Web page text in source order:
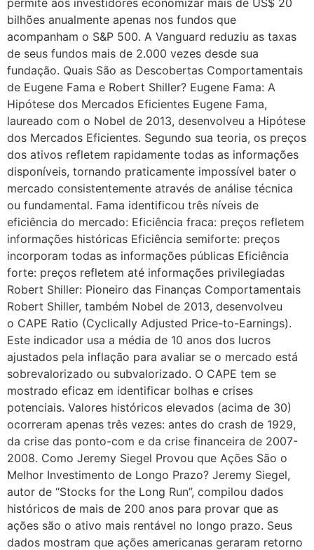
bilhões anualmente apenas nos fundos que
acompanham o S&P 500. A Vanguard reduziu as taxas
de seus fundos mais de 2.000 vezes desde sua
fundação. Quais São as Descobertas Comportamentais
de Eugene Fama e Robert Shiller? Eugene Fama: A
Hipótese dos Mercados Eficientes Eugene Fama,
laureado com o Nobel de 2013, desenvolveu a Hipótese
dos Mercados Eficientes. Segundo sua teoria, os preços
dos ativos refletem rapidamente todas as informações
disponíveis, tornando praticamente impossível bater o
mercado consistentemente através de análise técnica
ou fundamental. Fama identificou três níveis de
eficiência do mercado: Eficiência fraca: preços refletem
informações históricas Eficiência semiforte: preços
incorporam todas as informações públicas Eficiência
forte: preços refletem até informações privilegiadas
Robert Shiller: Pioneiro das Finanças Comportamentais
Robert Shiller, também Nobel de 2013, desenvolveu
o CAPE Ratio (Cyclically Adjusted Price-to-Earnings).
Este indicador usa a média de 10 anos dos lucros
ajustados pela inflação para avaliar se o mercado está
sobrevalorizado ou subvalorizado. O CAPE tem se
mostrado eficaz em identificar bolhas e crises
potenciais. Valores históricos elevados (acima de 30)
ocorreram apenas três vezes: antes do crash de 1929,
da crise das ponto-com e da crise financeira de 2007-
2008. Como Jeremy Siegel Provou que Ações São o
Melhor Investimento de Longo Prazo? Jeremy Siegel,
autor de “Stocks for the Long Run”, compilou dados
históricos de mais de 200 anos para provar que as
ações são o ativo mais rentável no longo prazo. Seus
dados mostram que ações americanas geraram retorno